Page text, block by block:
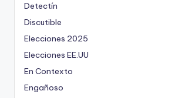
Detectín
Discutible
Elecciones 2025
Elecciones EE.UU
En Contexto
Engañoso